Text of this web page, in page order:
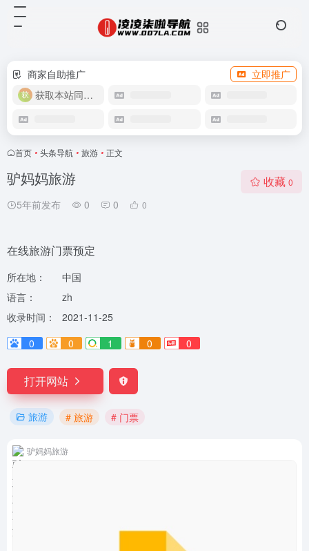
商家自助推广
立即推广
获取本站同款主题
首页 • 头条导航 • 旅游 • 正文
驴妈妈旅游
5年前发布 0 0 0
收藏 0
在线旅游门票预定
所在地：
中国
语言：
zh
收录时间：
2021-11-25
0
0 1 0 0
打开网站
旅游 # 旅游 # 门票
驴妈妈旅游